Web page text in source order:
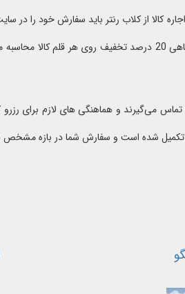
کالا از کلاب رنتر باید سفارش خود را در
کالا را مشخص نمایید. برای سفارش های نمایشگاهی 20 درصد
می‌گیرند و هماهنگی های لازم برای رزرو
تکمیل شده است و سفارش شما در بازه